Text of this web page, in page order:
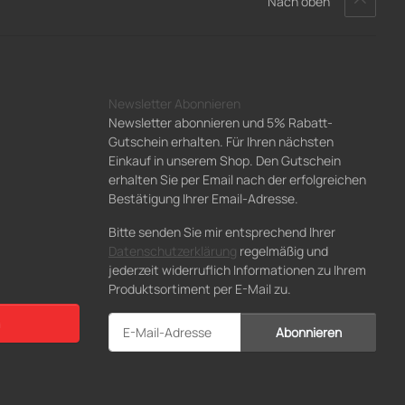
Newsletter Abonnieren
Newsletter abonnieren und 5% Rabatt-
Gutschein erhalten. Für Ihren nächsten
Einkauf in unserem Shop. Den Gutschein
erhalten Sie per Email nach der erfolgreichen
Bestätigung Ihrer Email-Adresse.
Bitte senden Sie mir entsprechend Ihrer
Datenschutzerklärung regelmäßig und
jederzeit widerruflich Informationen zu Ihrem
Produktsortiment per E-Mail zu.
Abonnieren